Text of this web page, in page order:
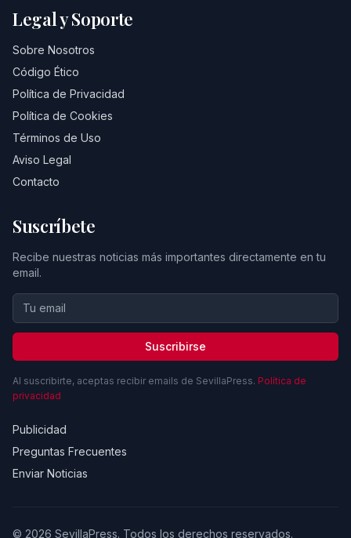
Legal y Soporte
Sobre Nosotros
Código Ético
Política de Privacidad
Política de Cookies
Términos de Uso
Aviso Legal
Contacto
Suscríbete
Recibe nuestras noticias más importantes directamente en tu
email.
Suscribirse
Al suscribirte, aceptas recibir emails de SevillaPress. Política de
privacidad
Publicidad
Preguntas Frecuentes
Enviar Noticias
© 2026 SevillaPress. Todos los derechos reservados.